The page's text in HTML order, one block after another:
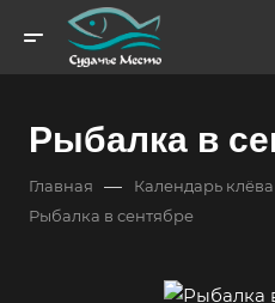
Рыбалка в
Главная — Календарь
Рыбалка в сентябре